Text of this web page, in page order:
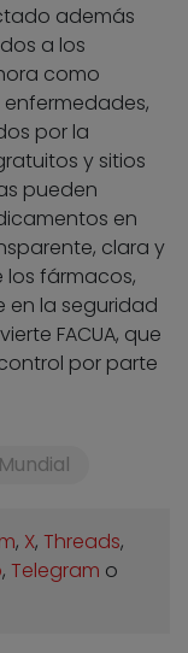
además
a los
como
por la
y sitios
pueden
en
clara y
fármacos,
en la seguridad
FACUA, que
por parte
Mundial
, X, Threads,
, Telegram o